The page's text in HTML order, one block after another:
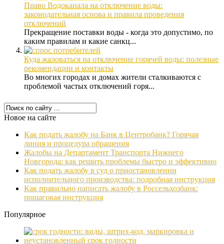
Право Водоканала на отключение воды:
законодательная основа и правила проведения
отключений
Прекращение поставки воды - когда это допустимо, по
каким правилам и какие санкц...
Куда жаловаться на отключение горячей воды: полезные
рекомендации и контакты
Во многих городах и домах жители сталкиваются с
проблемой частых отключений горя...
Новое на сайте
Как подать жалобу на Банк в Центробанк? Горячая
линия и процедура обращения
Жалобы на Департамент Транспорта Нижнего
Новгорода: как решить проблемы быстро и эффективно
Как подать жалобу в суд о приостановлении
исполнительного производства: подробная инструкция
Как правильно написать жалобу в Россельхозбанк:
пошаговая инструкция
Популярное